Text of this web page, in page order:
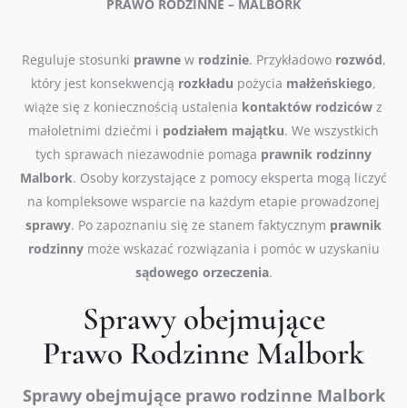
PRAWO RODZINNE – MALBORK
Reguluje stosunki prawnew rodzinie. Przykładowo rozwód,
który jest konsekwencją rozkładu pożycia małżeńskiego,
wiąże się z koniecznością ustalenia kontaktów rodziców z
małoletnimi dziećmi i podziałem majątku. We wszystkich
tych sprawach niezawodnie pomaga prawnik rodzinny
Malbork. Osoby korzystające z pomocy eksperta mogą liczyć
na kompleksowe wsparcie na każdym etapie prowadzonej
sprawy. Po zapoznaniu się ze stanem faktycznym prawnik
rodzinnymoże wskazać rozwiązania i pomóc w uzyskaniu
sądowego orzeczenia.
Sprawy obejmujące
Prawo Rodzinne Malbork
Sprawy obejmujące prawo rodzinne Malbork